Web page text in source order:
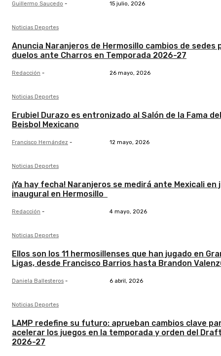
Guillermo Saucedo - 15 julio, 2026
Noticias Deportes
Anuncia Naranjeros de Hermosillo cambios de sedes
duelos ante Charros en Temporada 2026-27
Redacción - 26 mayo, 2026
Noticias Deportes
Erubiel Durazo es entronizado al Salón de la Fama del
Beisbol Mexicano
Francisco Hernández - 12 mayo, 2026
Noticias Deportes
¡Ya hay fecha! Naranjeros se medirá ante Mexicali en
inaugural en Hermosillo
Redacción - 4 mayo, 2026
Noticias Deportes
Ellos son los 11 hermosillenses que han jugado en
Ligas, desde Francisco Barrios hasta Brandon
Daniela Ballesteros - 6 abril, 2026
Noticias Deportes
LAMP redefine su futuro: aprueban cambios clave
acelerar los juegos en la temporada y orden del
2026-27